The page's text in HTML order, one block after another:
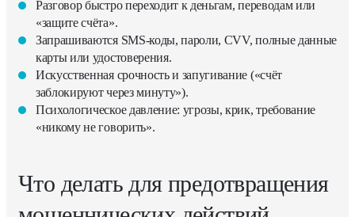
Разговор быстро переходит к деньгам, переводам или
«защите счёта».
Запрашиваются SMS-коды, пароли, CVV, полные данные
карты или удостоверения.
Искусственная срочность и запугивание («счёт
заблокируют через минуту»).
Психологическое давление: угрозы, крик, требование
«никому не говорить».
Что делать для предотвращения